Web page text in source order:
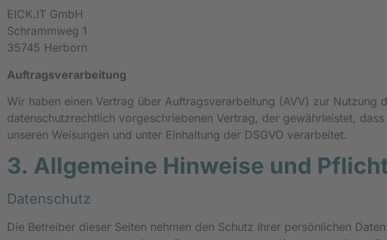
EICK.IT GmbH
Schrammweg 1
35745 Herborn
Auftragsverarbeitung
Wir haben einen Vertrag über Auftragsverarbeitung (AVV) zur Nutzung
datenschutzrechtlich vorgeschriebenen Vertrag, der gewährleistet,
unseren Weisungen und unter Einhaltung der DSGVO verarbeitet.
3. Allgemeine Hinweise und
Datenschutz
Die Betreiber dieser Seiten nehmen den Schutz Ihrer persönlichen